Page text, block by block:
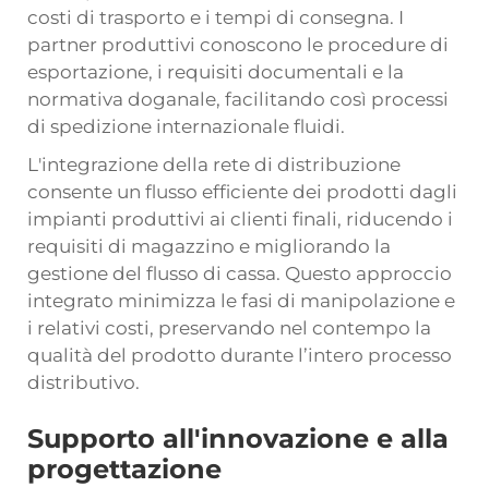
costi di trasporto e i tempi di consegna. I
partner produttivi conoscono le procedure di
esportazione, i requisiti documentali e la
normativa doganale, facilitando così processi
di spedizione internazionale fluidi.
L'integrazione della rete di distribuzione
consente un flusso efficiente dei prodotti dagli
impianti produttivi ai clienti finali, riducendo i
requisiti di magazzino e migliorando la
gestione del flusso di cassa. Questo approccio
integrato minimizza le fasi di manipolazione e
i relativi costi, preservando nel contempo la
qualità del prodotto durante l’intero processo
distributivo.
Supporto all'innovazione e alla
progettazione